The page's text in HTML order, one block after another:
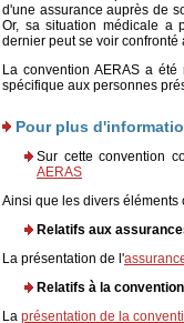
d'une assurance auprès de
Or, sa situation médicale a
dernier peut se voir
La convention AERAS a
spécifique aux personnes
Pour plus
Sur cette convention
AERAS
Ainsi que les divers éléments
Relatifs aux
La présentation de l'
Relatifs à la
La présentation de la